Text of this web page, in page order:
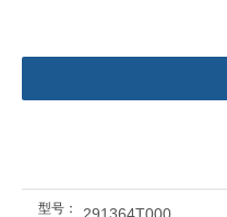
型号： 291364T000